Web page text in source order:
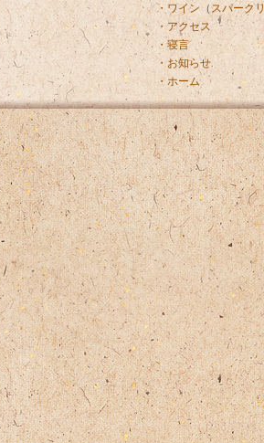
・ワイン （スパーク
・アクセス
・寝言
・お知らせ
・ホーム